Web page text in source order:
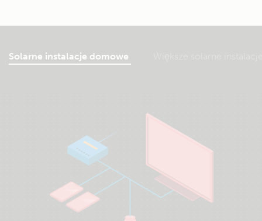
Solarne instalacje domowe